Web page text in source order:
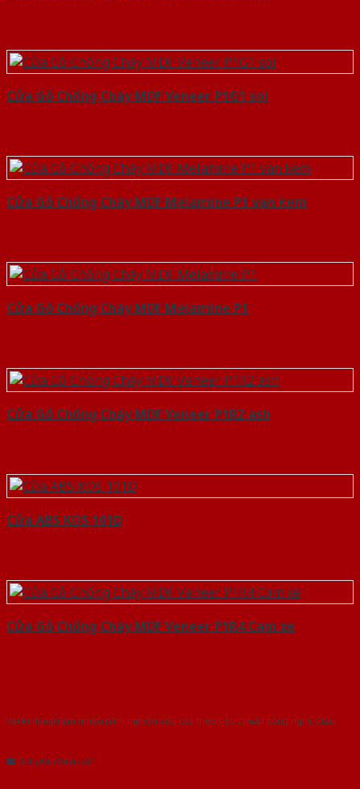
Cửa Gỗ Chống Cháy MDF Veneer P1G1 soi
Cửa Gỗ Chống Cháy MDF Melamine P1 van kem
Cửa Gỗ Chống Cháy MDF Melamine P1
Cửa Gỗ Chống Cháy MDF Veneer P1R2 ash
Cửa ABS KOS 101D
Cửa Gỗ Chống Cháy MDF Veneer P1R4 Cam xe
Với kinh nghiệm nhiêu năm nghiên cứu cửa theo tiêu chuẩn công nghệ Châu
Gửi yêu cầu tư vấn